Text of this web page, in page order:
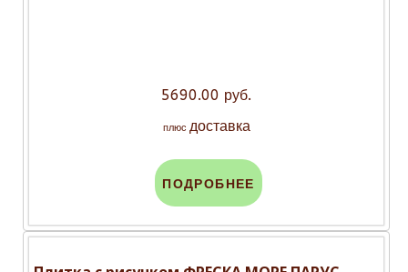
5690.00 руб.
плюс доставка
ПОДРОБНЕЕ